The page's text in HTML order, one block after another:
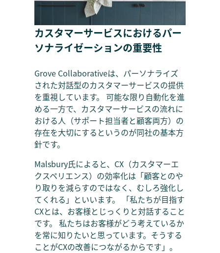
カスタマーサービスにおけるパー
ソナライゼーションの重要性
Grove Collaborativeは、パーソナライズ
された対話型のカスタマーサービスの提供
を重視しています。 可能な限り自動化を進
める一方で、カスタマーサービスの流れに
おける人（サポート担当者と顧客両方）の
存在を大切にするというのが同社の基本方
針です。
Malsbury氏によると、CX（カスタマーエ
クスペリエンス）の効率化は「顧客とのや
り取りを減らすのではなく、むしろ強化し
てくれる」といいます。 「私たちが目指す
CXとは、お客様とじっくりと対話すること
です。 私たちはお客様がどう考えているか
を常に知りたいと思っています。そうする
ことがCXの改善につながるからです」。